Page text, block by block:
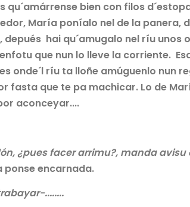
bien con filos
María poníalo nel de la panera,
hai qu´amugalo nel ríu unos
que nun lo lleve la corriente.
onde´l ríu ta lloñe amúguenlo nun
fasta que te pa machicar. Lo de
aconceyar....
¿pues facer arrimu?, manda avisu
ponse encarnada.
........